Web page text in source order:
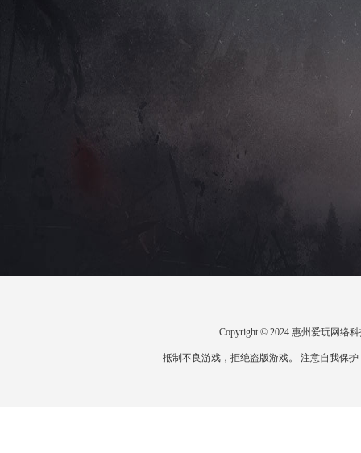
Copyright © 2024 惠州爱玩网络
抵制不良游戏，拒绝盗版游戏。 注意自我保